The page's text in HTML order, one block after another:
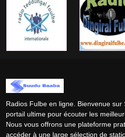
Radios Fulbe en ligne. Bienvenue
portail ultime pour écouter les
Nous vous offrons une plateforme
accéder à une large sélection de